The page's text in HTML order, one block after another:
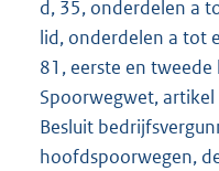
d, 35, onderdelen a
lid, onderdelen a tot
81, eerste en
Spoorwegwet,
Besluit
hoofdspoorwegen,